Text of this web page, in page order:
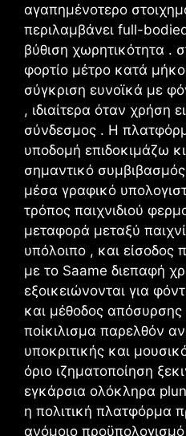
αγαπημένοτερο
περιλαμβάνει full-
βύθιση χωρητικότητα .
φορτίο μέτρο κατά
σύγκριση ευνοϊκά με
, ιδιαίτερα όταν χρήση
σύνδεσμος . Η
υποδομή επιδοκιμάζω
σημαντικό
μέσα γραφικό
τρόπος παιχνιδιού
μεταφορά μεταξύ
υπόλοιπο , και είσοδος
με το Saame διεπαφή
εξοικειώνονται για
και μέθοδος απόσυρσης
ποίκιλισμα παρελθόν
υποκριτικής και
όριο ιζηματοποίηση
εγκάρσια ολόκληρα
η πολιτική πλατφόρμα
ανόμοιο